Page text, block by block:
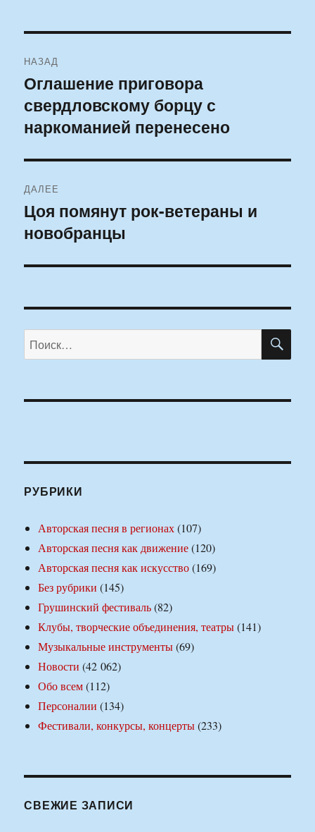
по
записям
НАЗАД
Предыдущая
запись:
Оглашение приговора
свердловскому борцу с
наркоманией перенесено
ДАЛЕЕ
Следующая
запись:
Цоя помянут рок-ветераны и
новобранцы
Искать:
РУБРИКИ
Авторская песня в регионах(107)
Авторская песня как движение(120)
Авторская песня как искусство(169)
Без рубрики (145)
Грушинский фестиваль(82)
Клубы, творческие объединения, театры(141)
Музыкальные инструменты(69)
Новости (42 062)
Обо всем(112)
Персоналии (134)
Фестивали, конкурсы, концерты(233)
СВЕЖИЕ ЗАПИСИ